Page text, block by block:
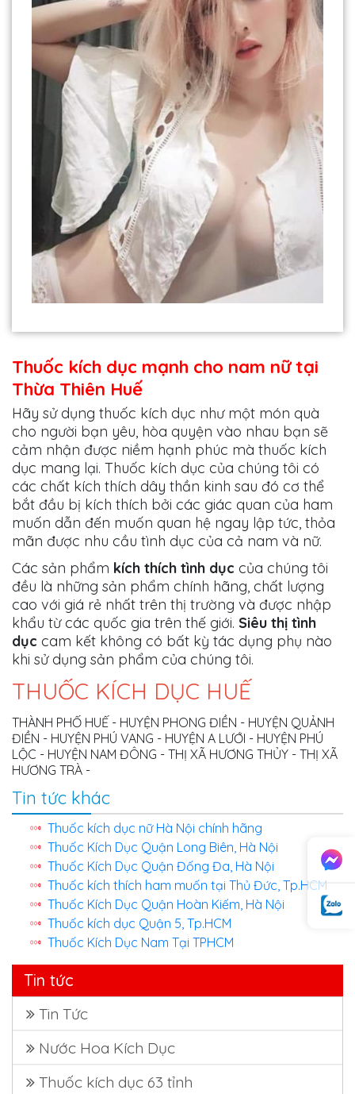
Thuốc kích dục mạnh cho nam nữ tại
Thừa Thiên Huế
Hãy sử dụng thuốc kích dục như một món quà
cho người bạn yêu, hòa quyện vào nhau bạn sẽ
cảm nhận được niềm hạnh phúc mà thuốc kích
dục mang lại. Thuốc kích dục của chúng tôi có
các chất kích thích dây thần kinh sau đó cơ thể
bắt đầu bị kích thích bởi các giác quan của ham
muốn dẫn đến muốn quan hệ ngay lập tức, thỏa
mãn được nhu cầu tình dục của cả nam và nữ.
Các sản phẩm kích thích tình dục của chúng tôi
đều là những sản phẩm chính hãng, chất lượng
cao với giá rẻ nhất trên thị trường và được nhập
khẩu từ các quốc gia trên thế giới. Siêu thị tình
dục cam kết không có bất kỳ tác dụng phụ nào
khi sử dụng sản phẩm của chúng tôi.
THUỐC KÍCH DỤC HUẾ
THÀNH PHỐ HUẾ - HUYỆN PHONG ĐIỀN - HUYỆN QUẢNH
ĐIỀN - HUYỆN PHÚ VANG - HUYỆN A LƯỚI - HUYỆN PHÚ
LỘC - HUYỆN NAM ĐÔNG - THỊ XÃ HƯƠNG THỦY - THỊ XÃ
HƯƠNG TRÀ -
Tin tức khác
Thuốc kích dục nữ Hà Nội chính hãng
Thuốc Kích Dục Quận Long Biên, Hà Nội
Thuốc Kích Dục Quận Đống Đa, Hà Nội
Thuốc kích thích ham muốn tại Thủ Đức, Tp.HCM
Thuốc Kích Dục Quận Hoàn Kiếm, Hà Nội
Thuốc kích dục Quận 5, Tp.HCM
Thuốc Kích Dục Nam Tại TPHCM
Tin tức
Tin Tức
Nước Hoa Kích Dục
Thuốc kích dục 63 tỉnh